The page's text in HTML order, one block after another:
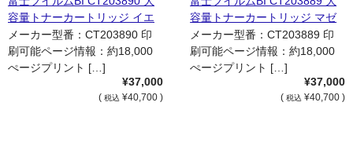
容量トナーカートリッジ イエ
ロー（Y） 国内純正品
メーカー型番：CT203890 印
刷可能ページ情報：約18,000
ぺージプリント […]
¥37,000
( 税込 ¥40,700 )
容量トナーカートリッジ マゼ
ンタ（M） 国内純正品
メーカー型番：CT203889 印
刷可能ページ情報：約18,000
ぺージプリント […]
¥37,000
( 税込 ¥40,700 )